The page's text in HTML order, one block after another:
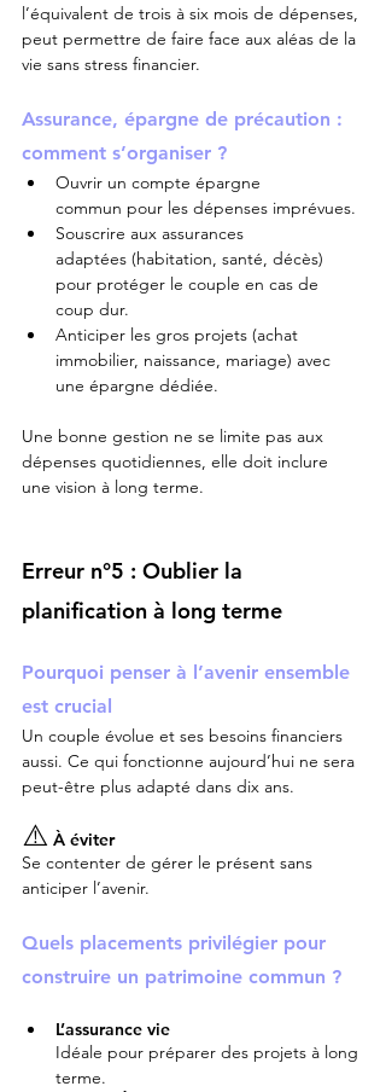
l’équivalent de trois à six mois de dépenses,
peut permettre de faire face aux aléas de la
vie sans stress financier.
Assurance, épargne de précaution :
comment s’organiser ?
Ouvrir un compte épargne
commun pour les dépenses imprévues.
Souscrire aux assurances
adaptées (habitation, santé, décès)
pour protéger le couple en cas de
coup dur.
Anticiper les gros projets (achat
immobilier, naissance, mariage) avec
une épargne dédiée.
Une bonne gestion ne se limite pas aux
dépenses quotidiennes, elle doit inclure
une vision à long terme.
Erreur n°5 : Oublier la
planification à long terme
Pourquoi penser à l’avenir ensemble
est crucial
Un couple évolue et ses besoins financiers
aussi. Ce qui fonctionne aujourd’hui ne sera
peut-être plus adapté dans dix ans.
⚠️ À éviter
Se contenter de gérer le présent sans
anticiper l’avenir.
Quels placements privilégier pour
construire un patrimoine commun ?
L’assurance vie
Idéale pour préparer des projets à long
terme.